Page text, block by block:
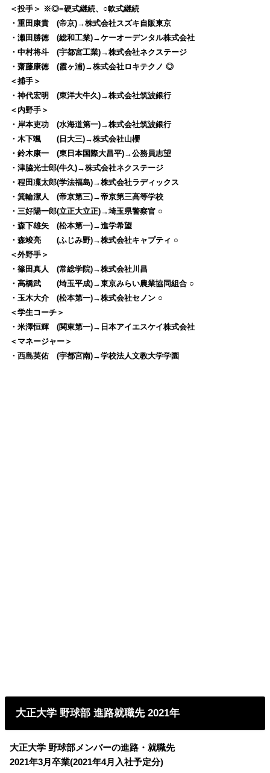
＜投手＞ ※◎=硬式継続、○軟式継続
・重田康貴 (帝京)→株式会社スズキ自販東京
・瀬田勝徳 (総和工業)→ケーオーデンタル株式会社
・中村将斗 (宇都宮工業)→株式会社ネクステージ
・齋藤康徳 (霞ヶ浦)→株式会社ロキテクノ ◎
＜捕手＞
・神代宏明 (東洋大牛久)→株式会社筑波銀行
＜内野手＞
・岸本吏功 (水海道第一)→株式会社筑波銀行
・木下颯 (日大三)→株式会社山櫻
・鈴木康一 (東日本国際大昌平)→公務員志望
・津脇光士郎(牛久)→株式会社ネクステージ
・程田凜太郎(学法福島)→株式会社ラディックス
・箕輪潔人 (帝京第三)→帝京第三高等学校
・三好陽一郎(立正大立正)→埼玉県警察官 ○
・森下雄矢 (松本第一)→進学希望
・森竣亮 (ふじみ野)→株式会社キャプティ ○
＜外野手＞
・篠田真人 (常総学院)→株式会社川昌
・高橋武 (埼玉平成)→東京みらい農業協同組合 ○
・玉木大介 (松本第一)→株式会社セノン ○
＜学生コーチ＞
・米澤恒輝 (関東第一)→日本アイエスケイ株式会社
＜マネージャー＞
・西島英佑 (宇都宮南)→学校法人文教大学学園
大正大学 野球部 進路就職先 2021年
大正大学 野球部メンバーの進路・就職先
2021年3月卒業(2021年4月入社予定分)